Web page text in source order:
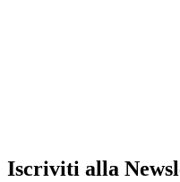
Iscriviti alla